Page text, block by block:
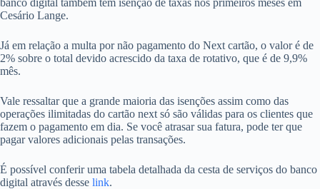
Cesário Lange.
Já em relação a multa por não pagamento do Next cartão, o valor é de
2% sobre o total devido acrescido da taxa de rotativo, que é de 9,9%
mês.
Vale ressaltar que a grande maioria das isenções assim como das
operações ilimitadas do cartão next só são válidas para os clientes que
fazem o pagamento em dia. Se você atrasar sua fatura, pode ter que
pagar valores adicionais pelas transações.
É possível conferir uma tabela detalhada da cesta de serviços do banco
digital através desse link.